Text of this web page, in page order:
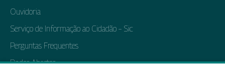
Ouvidoria
Serviço de Informação ao Cidadão – Sic
Perguntas Frequentes
Dados Abertos